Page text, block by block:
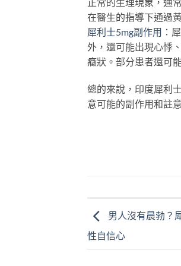
在醫生的指導下通過
犀利士5mg副作用 ：
外，還可能出現心悸
癥狀。部分患者還可
總的來說，印度犀利
意可能的副作用和註
男人沒有晨勃？
性自信心